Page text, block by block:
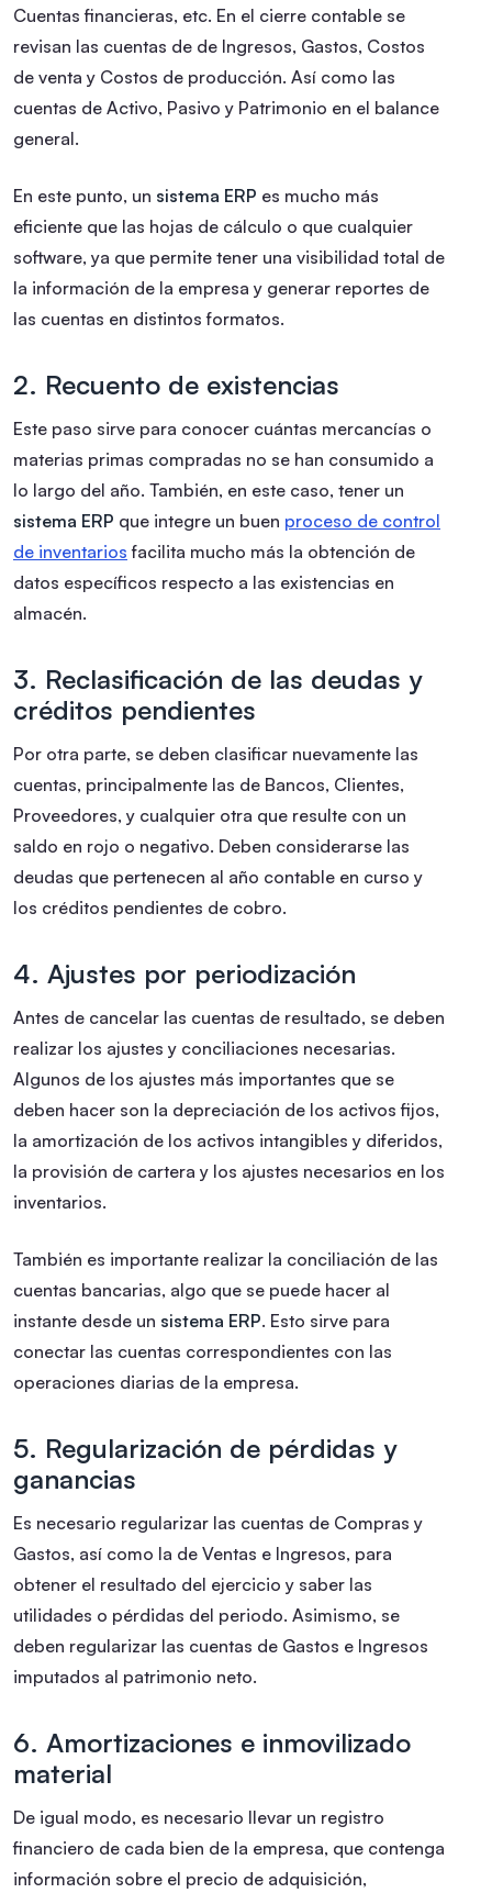
Cuentas financieras, etc. En el cierre contable se
revisan las cuentas de de Ingresos, Gastos, Costos
de venta y Costos de producción. Así como las
cuentas de Activo, Pasivo y Patrimonio en el balance
general.
En este punto, un sistema ERP es mucho más
eficiente que las hojas de cálculo o que cualquier
software, ya que permite tener una visibilidad total de
la información de la empresa y generar reportes de
las cuentas en distintos formatos.
2. Recuento de existencias
Este paso sirve para conocer cuántas mercancías o
materias primas compradas no se han consumido a
lo largo del año. También, en este caso, tener un
sistema ERP que integre un buen proceso de control
de inventarios facilita mucho más la obtención de
datos específicos respecto a las existencias en
almacén.
3. Reclasificación de las deudas y
créditos pendientes
Por otra parte, se deben clasificar nuevamente las
cuentas, principalmente las de Bancos, Clientes,
Proveedores, y cualquier otra que resulte con un
saldo en rojo o negativo. Deben considerarse las
deudas que pertenecen al año contable en curso y
los créditos pendientes de cobro.
4. Ajustes por periodización
Antes de cancelar las cuentas de resultado, se deben
realizar los ajustes y conciliaciones necesarias.
Algunos de los ajustes más importantes que se
deben hacer son la depreciación de los activos fijos,
la amortización de los activos intangibles y diferidos,
la provisión de cartera y los ajustes necesarios en los
inventarios.
También es importante realizar la conciliación de las
cuentas bancarias, algo que se puede hacer al
instante desde un sistema ERP. Esto sirve para
conectar las cuentas correspondientes con las
operaciones diarias de la empresa.
5. Regularización de pérdidas y
ganancias
Es necesario regularizar las cuentas de Compras y
Gastos, así como la de Ventas e Ingresos, para
obtener el resultado del ejercicio y saber las
utilidades o pérdidas del periodo. Asimismo, se
deben regularizar las cuentas de Gastos e Ingresos
imputados al patrimonio neto.
6. Amortizaciones e inmovilizado
material
De igual modo, es necesario llevar un registro
financiero de cada bien de la empresa, que contenga
información sobre el precio de adquisición,